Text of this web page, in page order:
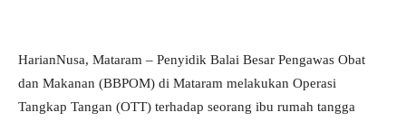
HarianNusa, Mataram – Penyidik Balai Besar Pengawas Obat
dan Makanan (BBPOM) di Mataram melakukan Operasi
Tangkap Tangan (OTT) terhadap seorang ibu rumah tangga